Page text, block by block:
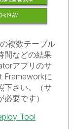
複数テーブル
間などの結果
アプリのサ
Frameworkに
下さい。（サ
要です）
Tool